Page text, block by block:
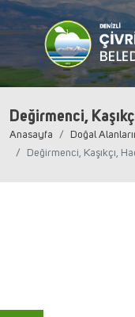
Değirmenci,
Anasayfa
Doğal
Değirmenci, Kaşıkçı,